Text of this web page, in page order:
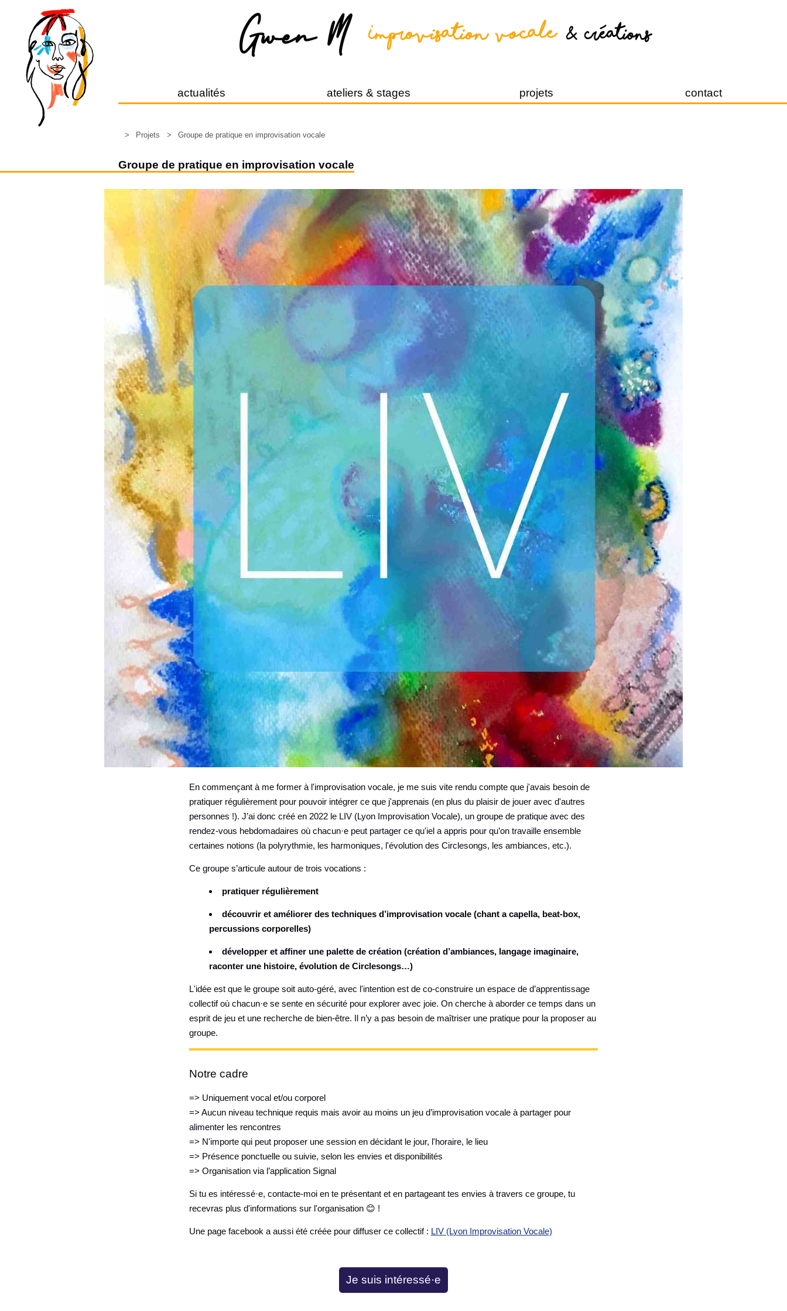
actualités ateliers & stages projets contact
> Projets > Groupe de pratique en improvisation vocale
Groupe de pratique en improvisation vocale
En commençant à me former à l'improvisation vocale, je me suis vite rendu compte que j'avais besoin de
pratiquer régulièrement pour pouvoir intégrer ce que j'apprenais (en plus du plaisir de jouer avec d'autres
personnes !). J’ai donc créé en 2022 le LIV (Lyon Improvisation Vocale), un groupe de pratique avec des
rendez-vous hebdomadaires où chacun·e peut partager ce qu'iel a appris pour qu’on travaille ensemble
certaines notions (la polyrythmie, les harmoniques, l'évolution des Circlesongs, les ambiances, etc.).
Ce groupe s’articule autour de trois vocations :
pratiquer régulièrement
découvrir et améliorer des techniques d’improvisation vocale (chant a capella, beat-box,
percussions corporelles)
développer et affiner une palette de création (création d’ambiances, langage imaginaire,
raconter une histoire, évolution de Circlesongs…)
L'idée est que le groupe soit auto-géré, avec l'intention est de co-construire un espace de d’apprentissage
collectif où chacun·e se sente en sécurité pour explorer avec joie. On cherche à aborder ce temps dans un
esprit de jeu et une recherche de bien-être. Il n’y a pas besoin de maîtriser une pratique pour la proposer au
groupe.
Notre cadre
=> Uniquement vocal et/ou corporel
=> Aucun niveau technique requis mais avoir au moins un jeu d’improvisation vocale à partager pour
alimenter les rencontres
=> N'importe qui peut proposer une session en décidant le jour, l'horaire, le lieu
=> Présence ponctuelle ou suivie, selon les envies et disponibilités
=> Organisation via l’application Signal
Si tu es intéressé·e, contacte-moi en te présentant et en partageant tes envies à travers ce groupe, tu
recevras plus d'informations sur l'organisation 😊 !
Une page facebook a aussi été créée pour diffuser ce collectif : LIV (Lyon Improvisation Vocale)
Je suis intéressé·e